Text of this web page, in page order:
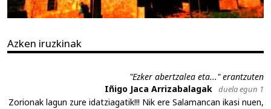
Azken iruzkinak
"Ezker abertzalea eta..." erantzuten
Iñigo Jaca Arrizabalagak duela egun 1
Zorionak lagun zure idatziagatik!!! Nik ere Salamancan ikasi nuen,